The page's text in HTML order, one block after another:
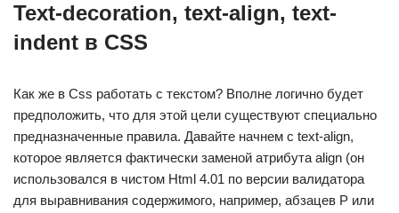
Text-decoration, text-align, text-
indent в CSS
Как же в Css работать с текстом? Вполне логично будет
предположить, что для этой цели существуют специально
предназначенные правила. Давайте начнем с text-align,
которое является фактически заменой атрибута align (он
использовался в чистом Html 4.01 по версии валидатора
для выравнивания содержимого, например, абзацев P или